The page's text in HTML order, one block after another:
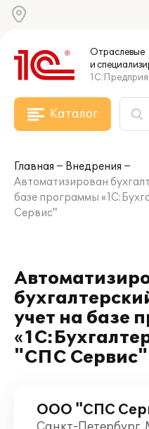
Отраслевые
и
Каталог
Главная
Внедрения
Автоматизирован
базе программы
Сервис"
учет на базе
"СПС Сервис"
ООО "СПС